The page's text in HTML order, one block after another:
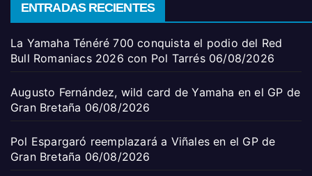
ENTRADAS RECIENTES
La Yamaha Ténéré 700 conquista el podio del Red
Bull Romaniacs 2026 con Pol Tarrés 06/08/2026
Augusto Fernández, wild card de Yamaha en el GP de
Gran Bretaña 06/08/2026
Pol Espargaró reemplazará a Viñales en el GP de
Gran Bretaña 06/08/2026